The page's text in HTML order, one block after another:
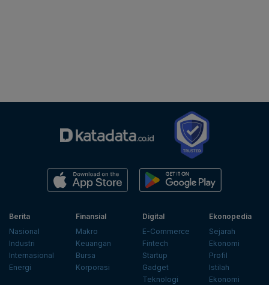
Berita
Nasional
Industri
Internasional
Energi
Finansial
Makro
Keuangan
Bursa
Korporasi
Digital
E-Commerce
Fintech
Startup
Gadget
Teknologi
Ekonopedia
Sejarah
Ekonomi
Profil
Istilah
Ekonomi